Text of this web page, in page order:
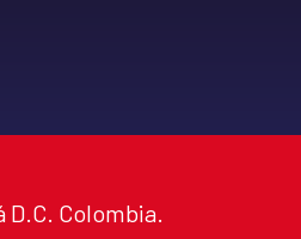
D.C. Colombia.